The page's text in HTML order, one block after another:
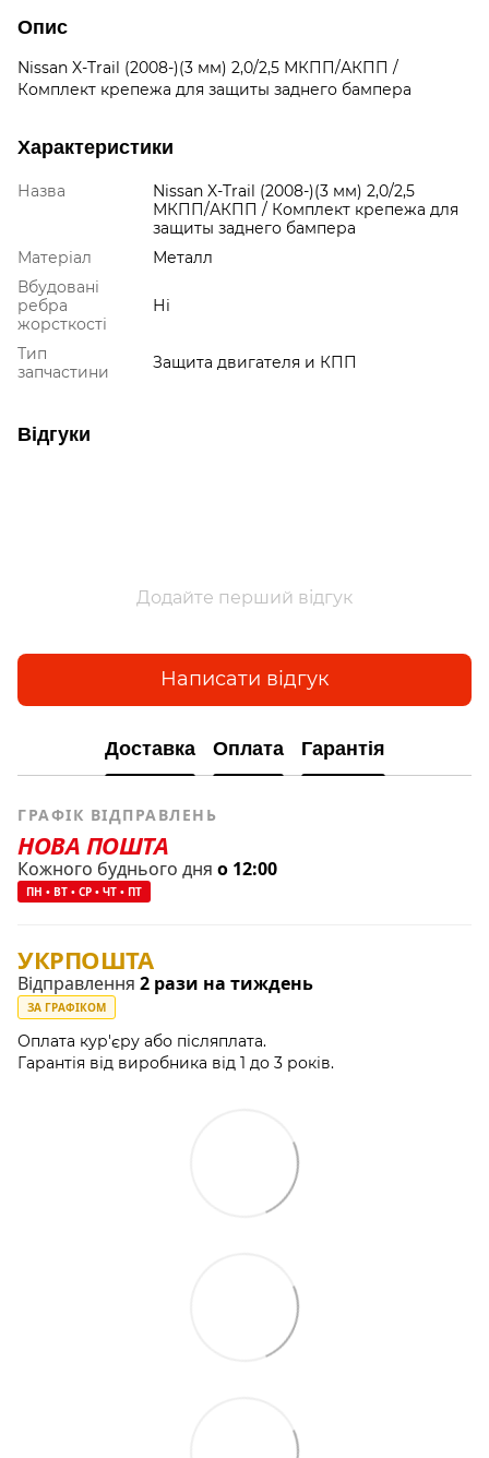
Опис
Nissan X-Trail (2008-)(3 мм) 2,0/2,5 МКПП/АКПП /
Комплект крепежа для защиты заднего бампера
Характеристики
Назва
Nissan X-Trail (2008-)(3 мм) 2,0/2,5
МКПП/АКПП / Комплект крепежа для
защиты заднего бампера
Матеріал
Металл
Вбудовані
ребра
жорсткості
Ні
Тип
запчастини
Защита двигателя и КПП
Відгуки
Додайте перший відгук
Написати відгук
Доставка Оплата Гарантія
ГРАФІК ВІДПРАВЛЕНЬ
НОВА ПОШТА
Кожного буднього дня о 12:00
ПН • ВТ • СР • ЧТ • ПТ
УКРПОШТА
Відправлення 2 рази на тиждень
ЗА ГРАФІКОМ
Оплата кур'єру або післяплата.
Гарантія від виробника від 1 до 3 років.